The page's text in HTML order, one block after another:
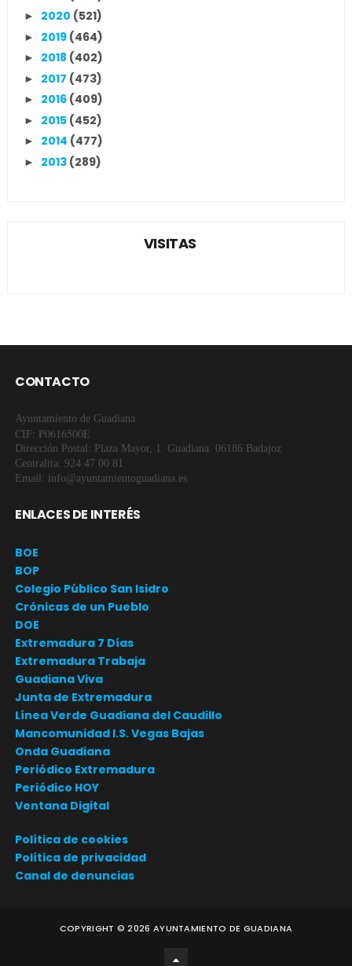
► 2020 (521)
► 2019 (464)
► 2018 (402)
► 2017 (473)
► 2016 (409)
► 2015 (452)
► 2014 (477)
► 2013 (289)
VISITAS
CONTACTO
Ayuntamiento de Guadiana
CIF: P0616500E
Dirección Postal: Plaza Mayor, 1. Guadiana. 06186 Badajoz
Centralita: 924 47 00 81
Email: info@ayuntamientoguadiana.es
ENLACES DE INTERÉS
BOE
BOP
Colegio Público San Isidro
Crónicas de un Pueblo
DOE
Extremadura 7 Días
Extremadura Trabaja
Guadiana Viva
Junta de Extremadura
Línea Verde Guadiana del Caudillo
Mancomunidad I.S. Vegas Bajas
Onda Guadiana
Periódico Extremadura
Periódico HOY
Ventana Digital
Política de cookies
Política de privacidad
Canal de denuncias
COPYRIGHT ©2026 AYUNTAMIENTO DE GUADIANA